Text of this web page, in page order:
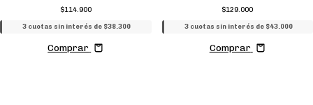
$114.900
3 cuotas sin interés de $38.300
Comprar
$129.000
3 cuotas sin interés de $43.000
Comprar